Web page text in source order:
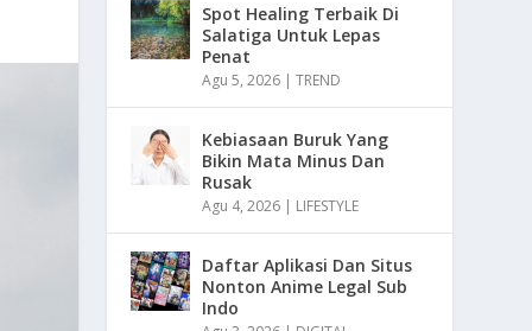
Spot Healing Terbaik Di
Salatiga Untuk Lepas
Penat
Agu 5, 2026 |TREND
Kebiasaan Buruk Yang
Bikin Mata Minus Dan
Rusak
Agu 4, 2026 | LIFESTYLE
Daftar Aplikasi Dan Situs
Nonton Anime Legal Sub
Indo